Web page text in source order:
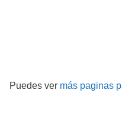
Puedes ver más paginas